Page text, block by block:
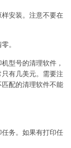
安装。注意不要在
。
型号的清理软件，
有几美元。需要注
配的清理软件不能
务。如果有打印任